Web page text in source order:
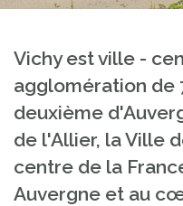
Vichy est ville -
agglomération de
deuxième
de l'Allier, la Ville
centre de la
Auvergne et au